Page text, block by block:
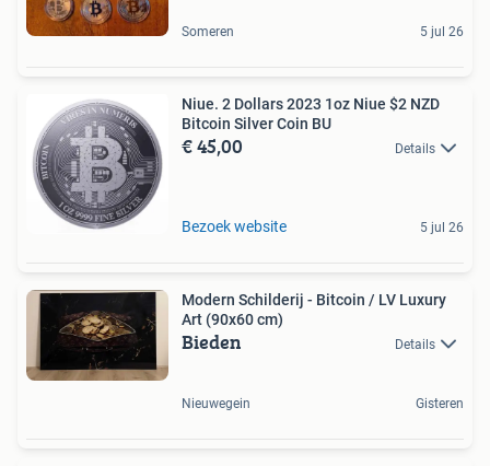
Someren 5 jul 26
Niue. 2 Dollars 2023 1oz Niue $2 NZD
Bitcoin Silver Coin BU
€ 45,00 Details
Bezoek website 5 jul 26
Modern Schilderij - Bitcoin / LV Luxury
Art (90x60 cm)
Bieden Details
Nieuwegein Gisteren